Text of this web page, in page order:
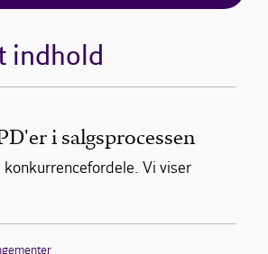
indhold
i salgsprocessen
konkurrencefordele. Vi viser